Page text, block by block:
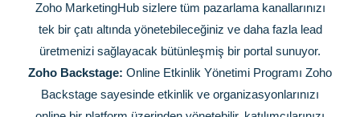
Zoho MarketingHub sizlere tüm pazarlama kanallarınızı
tek bir çatı altında yönetebileceğiniz ve daha fazla lead
üretmenizi sağlayacak bütünleşmiş bir portal sunuyor.
Zoho Backstage: Online Etkinlik Yönetimi Programı Zoho
Backstage sayesinde etkinlik ve organizasyonlarınızı